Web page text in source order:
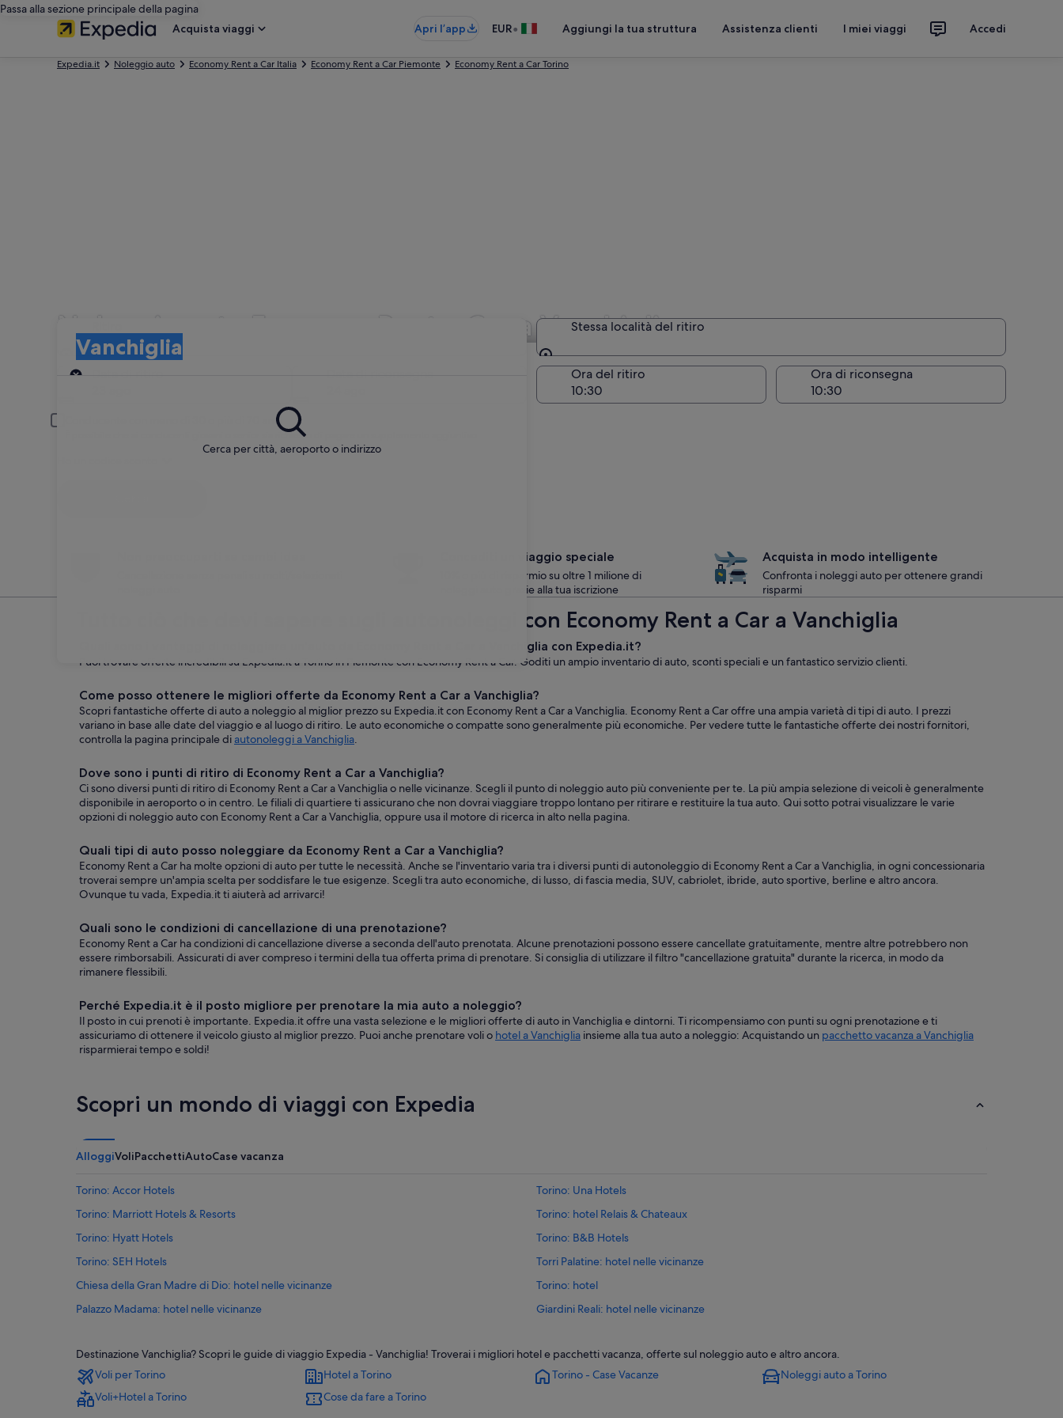
Passa alla sezione principale della pagina
Acquista viaggi
Apri l’app EUR• Aggiungi la tua struttura Assistenza clienti I miei viaggi Accedi
Expedia.it Noleggio auto Economy Rent a Car Italia Economy Rent a Car Piemonte Economy Rent a Car Torino
Noleggio auto Economy Rent a Car a Vanchiglia
Cerca per città, aeroporto o indirizzo
Vanchiglia
Ritiro
Stessa località del ritiro
Stessa località del ritiro
Ora del ritiro Ora di riconsegna
Conducente con meno di 30 o più di 70 anni
È possibile che ai conducenti giovani o senior sia richiesto di pagare un supplemento aggiuntivo.
Concediti un viaggio speciale
10% o più di risparmio su oltre 1 milione di
noleggi auto grazie alla tua iscrizione
Acquista in modo intelligente
Confronta i noleggi auto per ottenere grandi
risparmi
Tutto ciò che devi sapere sugli autonoleggi con Economy Rent a Car a Vanchiglia
Quali sono i vantaggi di noleggiare un'auto da Economy Rent a Car a Vanchiglia con Expedia.it?
Puoi trovare offerte incredibili su Expedia.it a Torino in Piemonte con Economy Rent a Car. Goditi un ampio inventario di auto, sconti speciali e un fantastico servizio clienti.
Come posso ottenere le migliori offerte da Economy Rent a Car a Vanchiglia?
Scopri fantastiche offerte di auto a noleggio al miglior prezzo su Expedia.it con Economy Rent a Car a Vanchiglia. Economy Rent a Car offre una ampia varietà di tipi di auto. I prezzi
variano in base alle date del viaggio e al luogo di ritiro. Le auto economiche o compatte sono generalmente più economiche. Per vedere tutte le fantastiche offerte dei nostri fornitori,
controlla la pagina principale di autonoleggi a Vanchiglia.
Dove sono i punti di ritiro di Economy Rent a Car a Vanchiglia?
Ci sono diversi punti di ritiro di Economy Rent a Car a Vanchiglia o nelle vicinanze. Scegli il punto di noleggio auto più conveniente per te. La più ampia selezione di veicoli è generalmente
disponibile in aeroporto o in centro. Le filiali di quartiere ti assicurano che non dovrai viaggiare troppo lontano per ritirare e restituire la tua auto. Qui sotto potrai visualizzare le varie
opzioni di noleggio auto con Economy Rent a Car a Vanchiglia, oppure usa il motore di ricerca in alto nella pagina.
Quali tipi di auto posso noleggiare da Economy Rent a Car a Vanchiglia?
Economy Rent a Car ha molte opzioni di auto per tutte le necessità. Anche se l'inventario varia tra i diversi punti di autonoleggio di Economy Rent a Car a Vanchiglia, in ogni concessionaria
troverai sempre un'ampia scelta per soddisfare le tue esigenze. Scegli tra auto economiche, di lusso, di fascia media, SUV, cabriolet, ibride, auto sportive, berline e altro ancora.
Ovunque tu vada, Expedia.it ti aiuterà ad arrivarci!
Quali sono le condizioni di cancellazione di una prenotazione?
Economy Rent a Car ha condizioni di cancellazione diverse a seconda dell'auto prenotata. Alcune prenotazioni possono essere cancellate gratuitamente, mentre altre potrebbero non
essere rimborsabili. Assicurati di aver compreso i termini della tua offerta prima di prenotare. Si consiglia di utilizzare il filtro "cancellazione gratuita" durante la ricerca, in modo da
rimanere flessibili.
Perché Expedia.it è il posto migliore per prenotare la mia auto a noleggio?
Il posto in cui prenoti è importante. Expedia.it offre una vasta selezione e le migliori offerte di auto in Vanchiglia e dintorni. Ti ricompensiamo con punti su ogni prenotazione e ti
assicuriamo di ottenere il veicolo giusto al miglior prezzo. Puoi anche prenotare voli o hotel a Vanchiglia insieme alla tua auto a noleggio: Acquistando un pacchetto vacanza a Vanchiglia
risparmierai tempo e soldi!
Scopri un mondo di viaggi con Expedia
AlloggiVoliPacchettiAutoCase vacanza
Torino: Accor Hotels
Torino: Una Hotels
Torino: Marriott Hotels & Resorts
Torino: hotel Relais & Chateaux
Torino: Hyatt Hotels
Torino: B&B Hotels
Torino: SEH Hotels
Torri Palatine: hotel nelle vicinanze
Chiesa della Gran Madre di Dio: hotel nelle vicinanze
Torino: hotel
Palazzo Madama: hotel nelle vicinanze
Giardini Reali: hotel nelle vicinanze
Università degli Studi di Torino - Palazzo Nuovo: hotel nelle vicinanze
Vanchiglia: hotel
Palazzo Reale di Torino: hotel nelle vicinanze
Museo Nazionale del Risorgimento italiano: hotel nelle vicinanze
Centro storico: hotel
Destinazione Vanchiglia? Scopri le guide di viaggio Expedia - Vanchiglia! Troverai i migliori hotel e pacchetti vacanza, offerte sul noleggio auto e altro ancora.
Voli per Torino
Hotel a Torino Torino - Case Vacanze
Noleggi auto a Torino
Voli+Hotel a Torino
Cose da fare a Torino